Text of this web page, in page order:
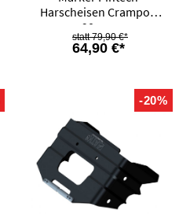
Harscheisen Crampon
90mm
64,90 €*
79,90 €*
-20%